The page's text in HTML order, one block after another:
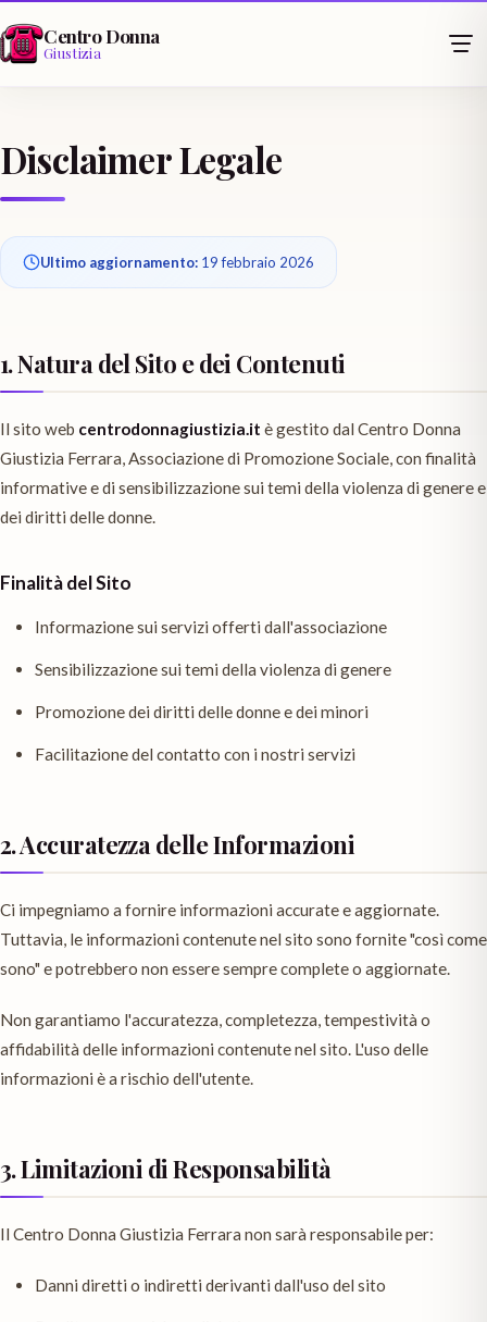
Centro Donna
Giustizia
Disclaimer Legale
Ultimo aggiornamento: 19 febbraio 2026
1. Natura del Sito e dei Contenuti
Il sito web centrodonnagiustizia.it è gestito dal Centro Donna
Giustizia Ferrara, Associazione di Promozione Sociale, con finalità
informative e di sensibilizzazione sui temi della violenza di genere e
dei diritti delle donne.
Finalità del Sito
Informazione sui servizi offerti dall'associazione
Sensibilizzazione sui temi della violenza di genere
Promozione dei diritti delle donne e dei minori
Facilitazione del contatto con i nostri servizi
2. Accuratezza delle Informazioni
Ci impegniamo a fornire informazioni accurate e aggiornate.
Tuttavia, le informazioni contenute nel sito sono fornite "così come
sono" e potrebbero non essere sempre complete o aggiornate.
Non garantiamo l'accuratezza, completezza, tempestività o
affidabilità delle informazioni contenute nel sito. L'uso delle
informazioni è a rischio dell'utente.
3. Limitazioni di Responsabilità
Il Centro Donna Giustizia Ferrara non sarà responsabile per:
Danni diretti o indiretti derivanti dall'uso del sito